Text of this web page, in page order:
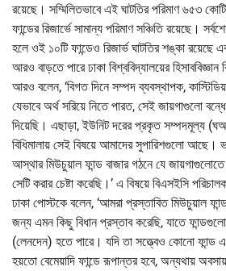
রয়েছে। সম্মিলিতভাবে এই ঘাটতির পরিমাণ ৬৫৩
ফান্ডের রিজার্ভে সামান্য পরিমাণ সঞ্চিতি রয়েছে।
হলে ওই ১০টি ফান্ডেও রিজার্ভ ঘাটতির শঙ্কা রয়েছে
আরও বাড়তে পারে ঢাকা বিশ্ববিদ্যালয়ের
আরও বলেন, ‘বিগত দিনে সম্পদ ব্যবস্থাপক,
যেভাবে অর্থ সরিয়ে নিতে পারত, সেই জায়গাগুলো
দিয়েছি। এছাড়া, ইউনিট দরের প্রকৃত সম্পদমূল্য
বিধিমালায় সেই বিষয়ে আমাদের সুপারিশগুলো আছে।
আস্থার মিউচুয়াল ফান্ড বাজার গঠনে যে
সেটি করার চেষ্টা করেছি।’ এ বিষয়ে বিএসইসি
ঢাকা পোস্টকে বলেন, ‘আমরা প্রস্তাবিত মিউচুয়াল ফান্ড
জন্য এমন কিছু বিধান প্রস্তাব করেছি, যাতে
(লেনদেন) হতে পারে। যদি তা সত্ত্বেও কোনো ফান্ড
হয়তো বেমেয়াদি ফান্ডে রূপান্তর হবে, অন্যথায়